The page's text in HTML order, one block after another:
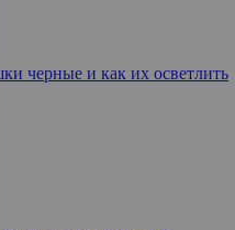
черные и как их осветлить